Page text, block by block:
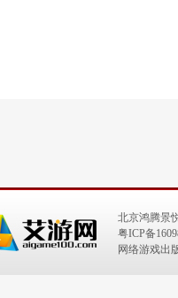
北京鸿腾景
粤ICP备
网络游戏出